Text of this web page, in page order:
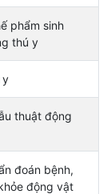
phẩm sinh
thú y
y
thuật động
đoán bệnh,
động vật